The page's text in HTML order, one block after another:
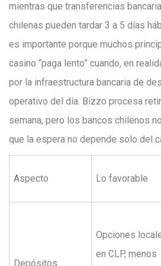
mientras que transferencias
chilenas pueden tardar 3 a 5 días
es importante porque muchos
casino “paga lento” cuando, en
por la infraestructura bancaria de
operativo del día. Bizzo procesa
semana, pero los bancos chilenos
que la espera no depende solo del
Aspecto Lo favorable
Depósitos
Opciones
en CLP, menos